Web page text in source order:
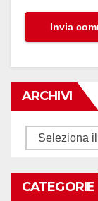
ARCHIVI
Archivi
CATEGORIE